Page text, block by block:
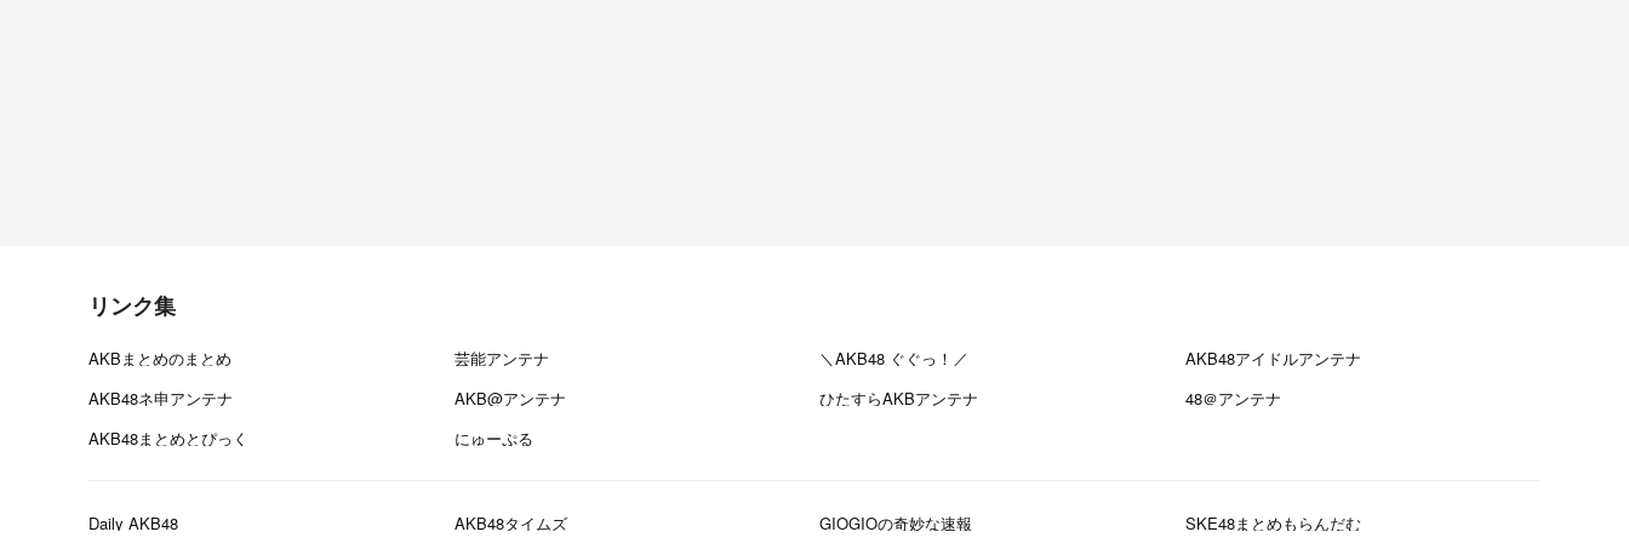
リンク集
AKBまとめのまとめ 芸能アンテナ ＼AKB48 ぐぐっ！／
AKB48アイドルアンテナ
AKB48ネ申アンテナ
AKB@アンテナ ひたすらAKBアンテナ
48＠アンテナ
AKB48まとめとぴっく
にゅーぷる
Daily AKB48 AKB48タイムズ GIOGIOの奇妙な速報 SKE48まとめもらんだむ